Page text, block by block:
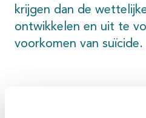
krijgen dan de
ontwikkelen en uit te
voorkomen van suïcide.
Ondersteunende